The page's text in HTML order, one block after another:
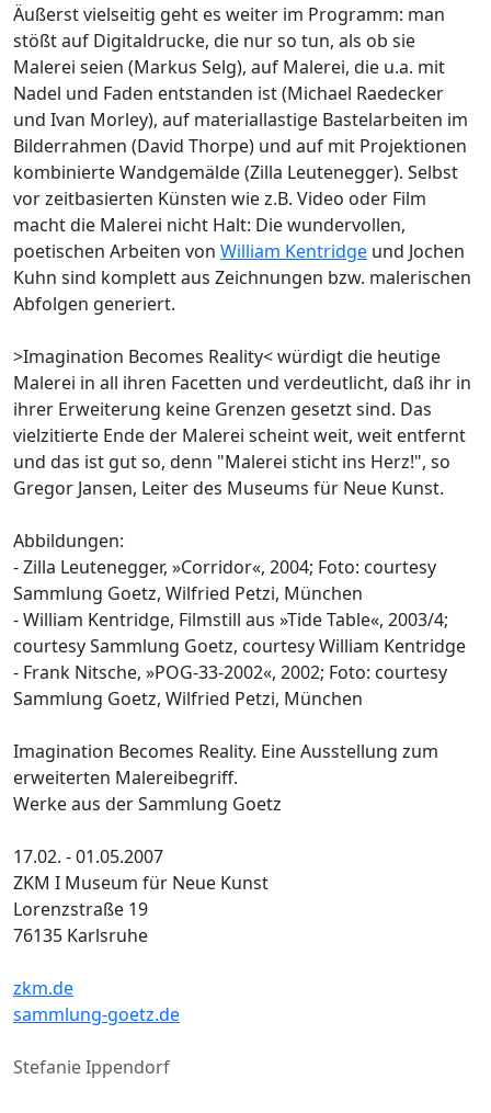
Äußerst vielseitig geht es weiter im Programm: man
stößt auf Digitaldrucke, die nur so tun, als ob sie
Malerei seien (Markus Selg), auf Malerei, die u.a. mit
Nadel und Faden entstanden ist (Michael Raedecker
und Ivan Morley), auf materiallastige Bastelarbeiten im
Bilderrahmen (David Thorpe) und auf mit Projektionen
kombinierte Wandgemälde (Zilla Leutenegger). Selbst
vor zeitbasierten Künsten wie z.B. Video oder Film
macht die Malerei nicht Halt: Die wundervollen,
poetischen Arbeiten von William Kentridge und Jochen
Kuhn sind komplett aus Zeichnungen bzw. malerischen
Abfolgen generiert.
>Imagination Becomes Reality< würdigt die heutige
Malerei in all ihren Facetten und verdeutlicht, daß ihr in
ihrer Erweiterung keine Grenzen gesetzt sind. Das
vielzitierte Ende der Malerei scheint weit, weit entfernt
und das ist gut so, denn "Malerei sticht ins Herz!", so
Gregor Jansen, Leiter des Museums für Neue Kunst.
Abbildungen:
- Zilla Leutenegger, »Corridor«, 2004; Foto: courtesy
Sammlung Goetz, Wilfried Petzi, München
- William Kentridge, Filmstill aus »Tide Table«, 2003/4;
courtesy Sammlung Goetz, courtesy William Kentridge
- Frank Nitsche, »POG-33-2002«, 2002; Foto: courtesy
Sammlung Goetz, Wilfried Petzi, München
Imagination Becomes Reality. Eine Ausstellung zum
erweiterten Malereibegriff.
Werke aus der Sammlung Goetz
17.02. - 01.05.2007
ZKM І Museum für Neue Kunst
Lorenzstraße 19
76135 Karlsruhe
zkm.de
sammlung-goetz.de
Stefanie Ippendorf